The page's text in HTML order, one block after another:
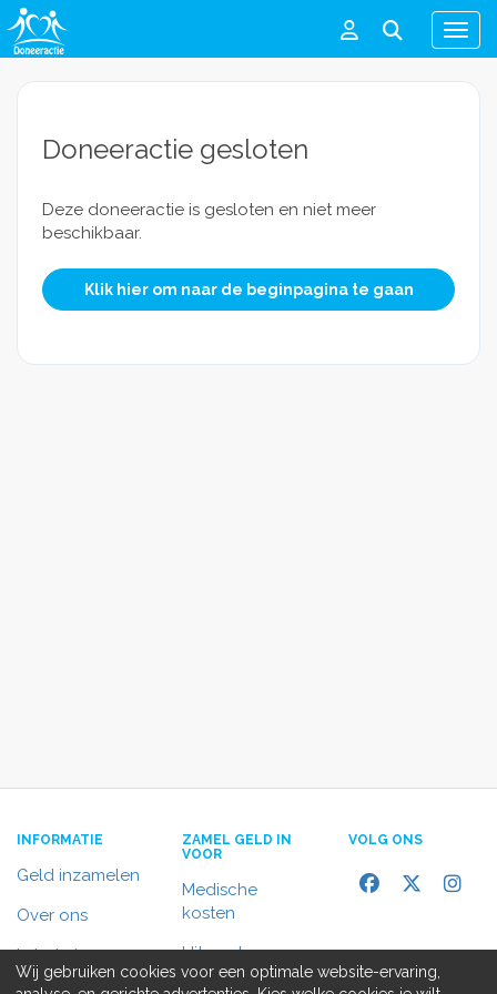
Menu
Doneeractie gesloten
Deze doneeractie is gesloten en niet meer
beschikbaar.
Klik hier om naar de beginpagina te gaan
INFORMATIE
Geld inzamelen
Over ons
In het nieuws
ZAMEL GELD IN
VOOR
Medische
kosten
Uitvaart
VOLG ONS
Wij gebruiken cookies voor een optimale website-ervaring,